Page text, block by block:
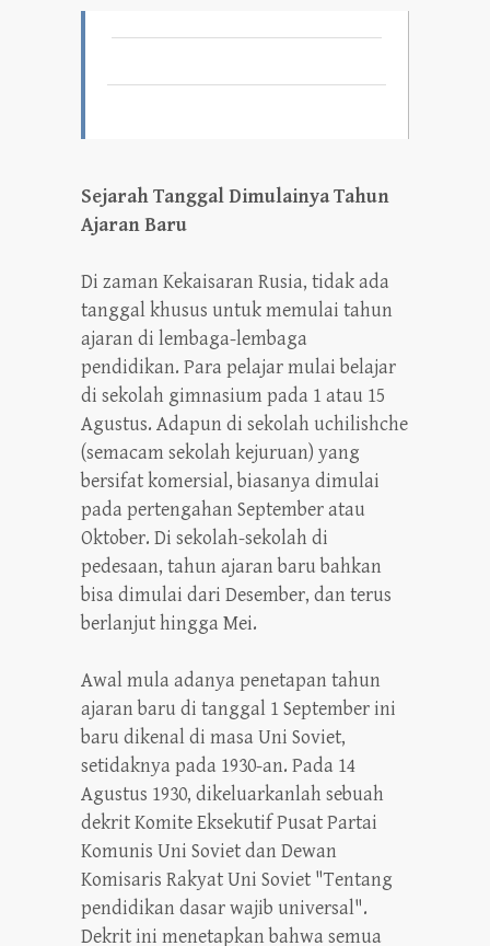
Sejarah Tanggal Dimulainya Tahun
Ajaran Baru
Di zaman Kekaisaran Rusia, tidak ada
tanggal khusus untuk memulai tahun
ajaran di lembaga-lembaga
pendidikan. Para pelajar mulai belajar
di sekolah gimnasium pada 1 atau 15
Agustus. Adapun di sekolah uchilishche
(semacam sekolah kejuruan) yang
bersifat komersial, biasanya dimulai
pada pertengahan September atau
Oktober. Di sekolah-sekolah di
pedesaan, tahun ajaran baru bahkan
bisa dimulai dari Desember, dan terus
berlanjut hingga Mei.
Awal mula adanya penetapan tahun
ajaran baru di tanggal 1 September ini
baru dikenal di masa Uni Soviet,
setidaknya pada 1930-an. Pada 14
Agustus 1930, dikeluarkanlah sebuah
dekrit Komite Eksekutif Pusat Partai
Komunis Uni Soviet dan Dewan
Komisaris Rakyat Uni Soviet "Tentang
pendidikan dasar wajib universal".
Dekrit ini menetapkan bahwa semua